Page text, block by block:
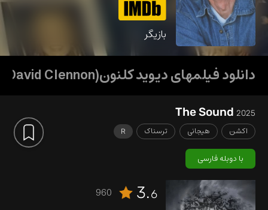
بازیگر
دانلود فیلمهای دیوید کلنون(David Clennon)
The Sound2025
اکشن هیجانی ترسناک R
با دوبله فارسی
3.6
960